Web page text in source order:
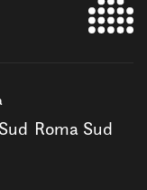
Roma Sud